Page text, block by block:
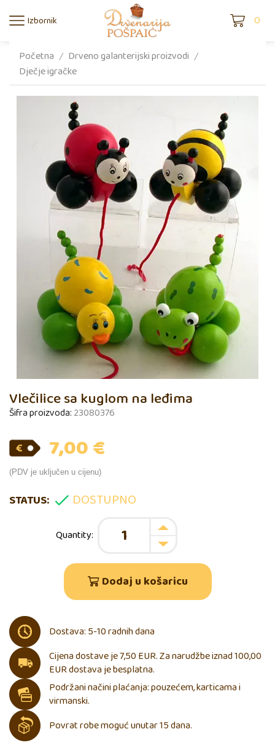
Izbornik 0
Početna / Drveno galanterijski proizvodi /
Dječje igračke
Vlečilice sa kuglom na leđima
Šifra proizvoda: 23080376
7,00€
(PDV je uključen u cijenu)
STATUS: DOSTUPNO
Dodaj u košaricu
Dostava: 5-10 radnih dana
Cijena dostave je 7,50 EUR. Za narudžbe iznad 100,00
EUR dostava je besplatna.
Podržani načini plaćanja: pouzećem, karticama i
virmanski.
Povrat robe moguć unutar 15 dana.